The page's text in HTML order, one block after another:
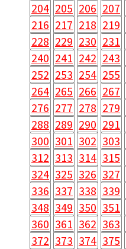
204 205 206 207
216 217 218 219
228 229 230 231
240 241 242 243
252 253 254 255
264 265 266 267
276 277 278 279
288 289 290 291
300 301 302 303
312 313 314 315
324 325 326 327
336 337 338 339
348 349 350 351
360 361 362 363
372 373 374 375